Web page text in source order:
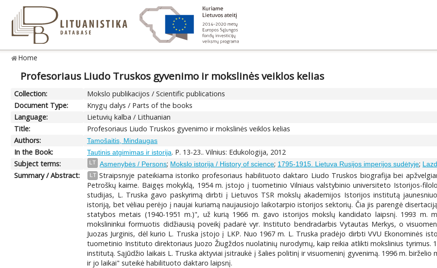
Home
Profesoriaus Liudo Truskos gyvenimo ir mokslinės veiklos kelias
Collection:
Mokslo publikacijos / Scientific publications
Document Type:
Knygų dalys / Parts of the books
Language:
Lietuvių kalba / Lithuanian
Title:
Profesoriaus Liudo Truskos gyvenimo ir mokslinės veiklos kelias
Authors:
Tamošaitis, Mindaugas
In the Book: Tautinis atgimimas ir istorija. P. 13-23.. Vilnius: Edukologija, 2012
Subject terms:
LT Asmenybės / Persons; Mokslo istorija / History of science; 1795-1915. Lietuva Rusijos imperijos sudėtyje;
Summary / Abstract: LT Straipsnyje pateikiama istoriko profesoriaus habilituoto daktaro Liudo Truskos biografija bei
Petroškų kaime. Baigęs mokyklą, 1954 m. įstojo į tuometinio Vilniaus valstybinio universiteto Istorijos-
studijas, L. Truska gavo paskyrimą dirbti į Lietuvos TSR mokslų akademijos Istorijos institutą
istoriją, bet vėliau perėjo į naujai kuriamą naujausiojo laikotarpio istorijos sektorių. Čia jis parengė
statybos metais (1940-1951 m.)", už kurią 1966 m. gavo istorijos mokslų kandidato laipsnį. 1993 m.
mokslininkui formuotis didžiausią poveikį padarė vyr. Instituto bendradarbis Vytautas Merkys, o
Juozas Jurginis, dėl kurio L. Truska įstojo į LKP. Nuo 1967 m. L. Truska pradėjo dirbti VVU Ekonominės
tuometinio Instituto direktoriaus Juozo Žiugždos nuolatinių nurodymų, kaip reikia atlikti mokslinius tyrimus.
institutą. Sąjūdžio laikais L. Truska aktyviai įsitraukė į šalies politinį ir visuomeninį gyvenimą. 1996 m.
ir jo laikai" suteikė habilituoto daktaro laipsnį.